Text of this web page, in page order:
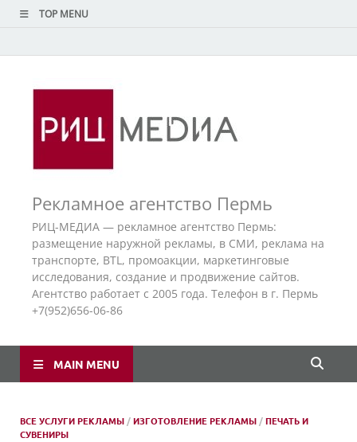
TOP MENU
Рекламное агентство Пермь
РИЦ-МЕДИА — рекламное агентство Пермь:
размещение наружной рекламы, в СМИ, реклама на
транспорте, BTL, промоакции, маркетинговые
исследования, создание и продвижение сайтов.
Агентство работает с 2005 года. Телефон в г. Пермь
+7(952)656-06-86
MAIN MENU
ВСЕ УСЛУГИ РЕКЛАМЫ /ИЗГОТОВЛЕНИЕ РЕКЛАМЫ /ПЕЧАТЬ И
СУВЕНИРЫ